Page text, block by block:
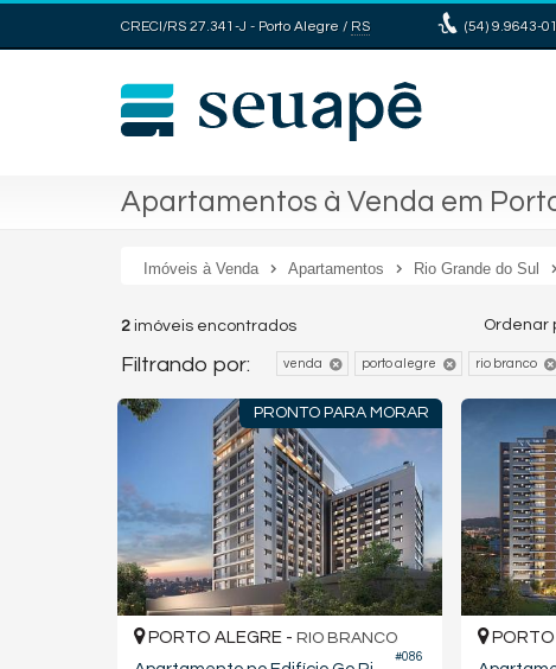
CRECI/RS 27.341-J - Porto Alegre / RS (54)9.9643-
Apartamentos à Venda em
Imóveis à Venda Apartamentos Rio Grande do Sul
2 imóveis encontrados Ordenar
Filtrando por: venda porto alegre rio branco
PRONTO PARA MORAR
#086
PORTO ALEGRE - RIO BRANCO PORTO